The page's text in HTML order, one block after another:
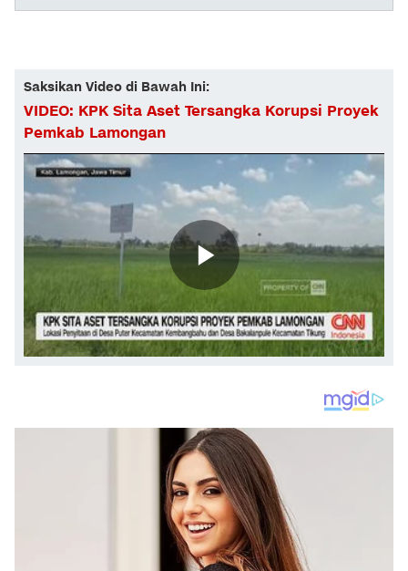
Saksikan Video di Bawah Ini:
VIDEO: KPK Sita Aset Tersangka Korupsi Proyek
Pemkab Lamongan